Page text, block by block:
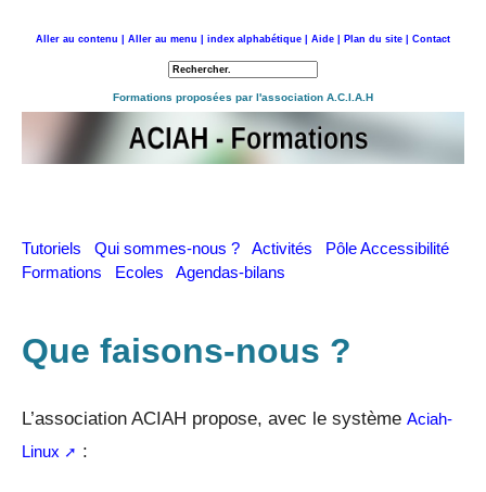
Aller au contenu | Aller au menu | index alphabétique | Aide | Plan du site | Contact
Formations proposées par l'association A.C.I.A.H
Tutoriels Qui sommes-nous ? Activités Pôle Accessibilité
Formations Ecoles Agendas-bilans
Que faisons-nous ?
L’association ACIAH propose, avec le système Aciah-
Linux
: